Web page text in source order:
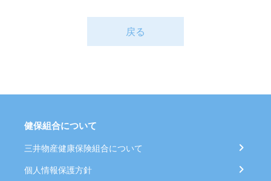
戻る
健保組合について
三井物産健康保険組合について
個人情報保護方針